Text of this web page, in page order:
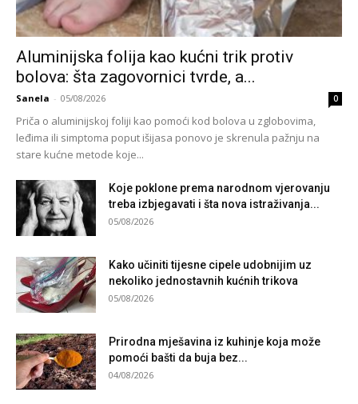
Aluminijska folija kao kućni trik protiv
bolova: šta zagovornici tvrde, a...
Sanela - 05/08/2026 0
Priča o aluminijskoj foliji kao pomoći kod bolova u zglobovima,
leđima ili simptoma poput išijasa ponovo je skrenula pažnju na
stare kućne metode koje...
Koje poklone prema narodnom vjerovanju
treba izbjegavati i šta nova istraživanja...
05/08/2026
Kako učiniti tijesne cipele udobnijim uz
nekoliko jednostavnih kućnih trikova
05/08/2026
Prirodna mješavina iz kuhinje koja može
pomoći bašti da buja bez...
04/08/2026